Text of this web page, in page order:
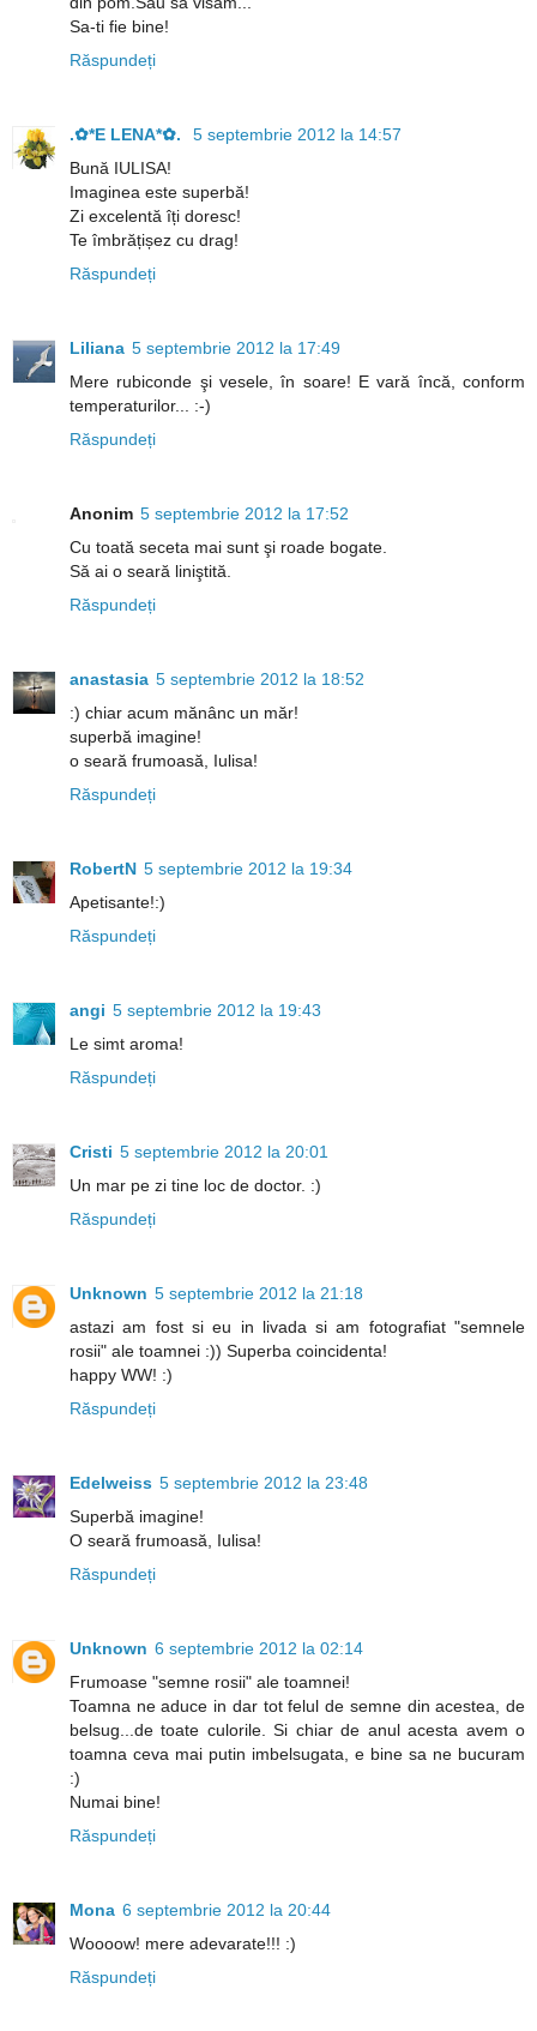
Sa-ti fie bine!
Răspundeți
.✿*E LENA*✿.
5 septembrie 2012 la 14:57
Bună IULISA!
Imaginea este superbă!
Zi excelentă îți doresc!
Te îmbrățișez cu drag!
Răspundeți
Liliana 5 septembrie 2012 la 17:49
Mere rubiconde şi vesele, în soare! E vară încă, conform
temperaturilor... :-)
Răspundeți
Anonim 5 septembrie 2012 la 17:52
Cu toată seceta mai sunt şi roade bogate.
Să ai o seară liniştită.
Răspundeți
anastasia 5 septembrie 2012 la 18:52
:) chiar acum mănânc un măr!
superbă imagine!
o seară frumoasă, Iulisa!
Răspundeți
RobertN 5 septembrie 2012 la 19:34
Apetisante!:)
Răspundeți
angi 5 septembrie 2012 la 19:43
Le simt aroma!
Răspundeți
Cristi 5 septembrie 2012 la 20:01
Un mar pe zi tine loc de doctor. :)
Răspundeți
Unknown 5 septembrie 2012 la 21:18
astazi am fost si eu in livada si am fotografiat "semnele
rosii" ale toamnei :)) Superba coincidenta!
happy WW! :)
Răspundeți
Edelweiss 5 septembrie 2012 la 23:48
Superbă imagine!
O seară frumoasă, Iulisa!
Răspundeți
Unknown 6 septembrie 2012 la 02:14
Frumoase "semne rosii" ale toamnei!
Toamna ne aduce in dar tot felul de semne din acestea, de
belsug...de toate culorile. Si chiar de anul acesta avem o
toamna ceva mai putin imbelsugata, e bine sa ne bucuram
:)
Numai bine!
Răspundeți
Mona 6 septembrie 2012 la 20:44
Woooow! mere adevarate!!! :)
Răspundeți